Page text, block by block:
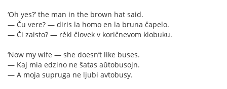
‘Oh yes?’ the man in the brown hat said.
— Ču vere? — diris la homo en la bruna čapelo.
— Či zaisto? — rěkl človek v koričnevom klobuku.
‘Now my wife — she doesn’t like buses.
— Kaj mia edzino ne ŝatas aŭtobusojn.
— A moja supruga ne ljubi avtobusy.